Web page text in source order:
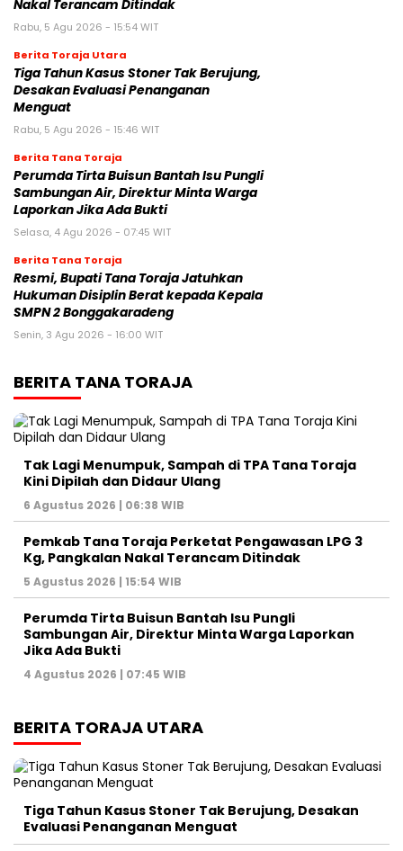
Nakal Terancam Ditindak
Rabu, 5 Agu 2026 - 15:54 WIT
Berita Toraja Utara
Tiga Tahun Kasus Stoner Tak Berujung,
Desakan Evaluasi Penanganan
Menguat
Rabu, 5 Agu 2026 - 15:46 WIT
Berita Tana Toraja
Perumda Tirta Buisun Bantah Isu Pungli
Sambungan Air, Direktur Minta Warga
Laporkan Jika Ada Bukti
Selasa, 4 Agu 2026 - 07:45 WIT
Berita Tana Toraja
Resmi, Bupati Tana Toraja Jatuhkan
Hukuman Disiplin Berat kepada Kepala
SMPN 2 Bonggakaradeng
Senin, 3 Agu 2026 - 16:00 WIT
BERITA TANA TORAJA
Tak Lagi Menumpuk, Sampah di TPA Tana Toraja
Kini Dipilah dan Didaur Ulang
6 Agustus 2026 | 06:38 WIB
Pemkab Tana Toraja Perketat Pengawasan LPG 3
Kg, Pangkalan Nakal Terancam Ditindak
5 Agustus 2026 | 15:54 WIB
Perumda Tirta Buisun Bantah Isu Pungli
Sambungan Air, Direktur Minta Warga Laporkan
Jika Ada Bukti
4 Agustus 2026 | 07:45 WIB
BERITA TORAJA UTARA
Tiga Tahun Kasus Stoner Tak Berujung, Desakan
Evaluasi Penanganan Menguat